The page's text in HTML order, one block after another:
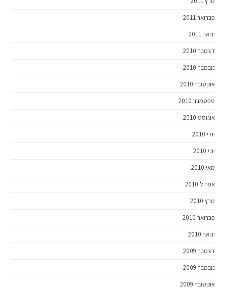
פברואר 2011
ינואר 2011
דצמבר 2010
נובמבר 2010
אוקטובר 2010
ספטמבר 2010
אוגוסט 2010
יולי 2010
יוני 2010
מאי 2010
אפריל 2010
מרץ 2010
פברואר 2010
ינואר 2010
דצמבר 2009
נובמבר 2009
אוקטובר 2009